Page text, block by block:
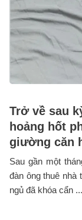
Trở về sau
hoảng hốt
giường căn
Sau gần một
đàn ông thuê nhà
ngủ đã khóa cẩn ...